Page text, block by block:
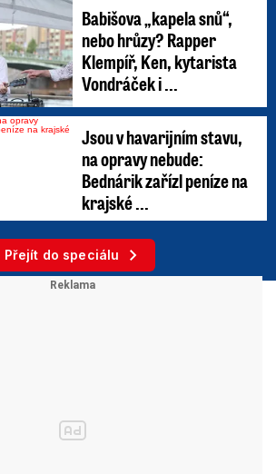
Babišova „kapela snů“,
nebo hrůzy? Rapper
Klempíř, Ken, kytarista
Vondráček i ...
Jsou v havarijním stavu,
na opravy nebude:
Bednárik zařízl peníze na
krajské ...
Přejít do speciálu